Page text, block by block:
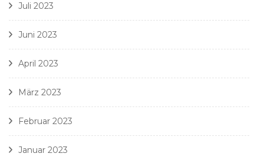
Juli 2023
Juni 2023
April 2023
März 2023
Februar 2023
Januar 2023